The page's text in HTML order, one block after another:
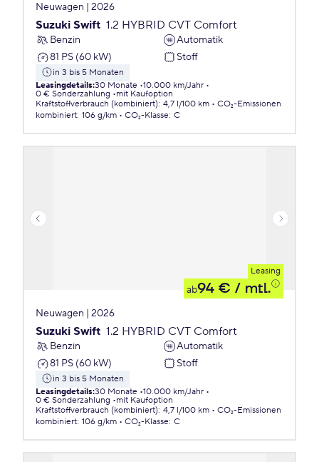
Neuwagen | 2026
Suzuki Swift 1.2 HYBRID CVT Comfort
Benzin
Automatik
81 PS (60 kW)
Stoff
in 3 bis 5 Monaten
Leasingdetails:30 Monate 10.000 km/Jahr
0 € Sonderzahlung
mit Kaufoption
Kraftstoffverbrauch (kombiniert): 4,7 l/100 km
CO₂-Emissionen
kombiniert: 106 g/km CO₂-Klasse: C
Leasing
ab94 € / mtl.
Neuwagen | 2026
Suzuki Swift 1.2 HYBRID CVT Comfort
Benzin
Automatik
81 PS (60 kW)
Stoff
in 3 bis 5 Monaten
Leasingdetails:30 Monate 10.000 km/Jahr
0 € Sonderzahlung
mit Kaufoption
Kraftstoffverbrauch (kombiniert): 4,7 l/100 km
CO₂-Emissionen
kombiniert: 106 g/km CO₂-Klasse: C